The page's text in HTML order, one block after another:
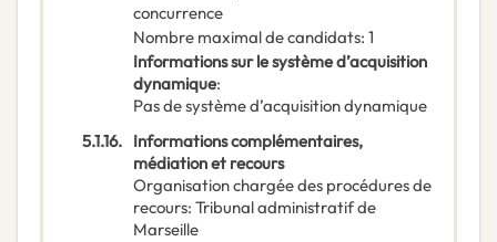
concurrence
Nombre maximal de candidats: 1
Informations sur le système d’acquisition
dynamique:
Pas de système d’acquisition dynamique
5.1.16. Informations complémentaires,
médiation et recours
Organisation chargée des procédures de
recours: Tribunal administratif de
Marseille